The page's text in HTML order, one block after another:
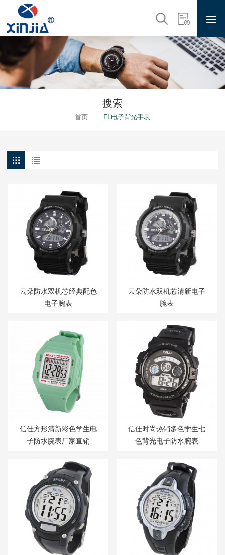
搜索
首页 EL电子背光手表
云朵防水双机芯经典配色
电子腕表
云朵防水双机芯清新电子
腕表
信佳方形清新彩色学生电
子防水腕表厂家直销
信佳时尚热销多色学生七
色背光电子防水腕表